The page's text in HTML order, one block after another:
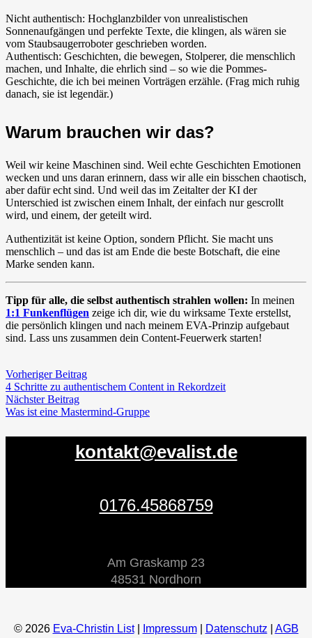
Nicht authentisch: Hochglanzbilder von unrealistischen
Sonnenaufgängen und perfekte Texte, die klingen, als wären sie
vom Staubsaugerroboter geschrieben worden.
Authentisch: Geschichten, die bewegen, Stolperer, die menschlich
machen, und Inhalte, die ehrlich sind – so wie die Pommes-
Geschichte, die ich bei meinen Vorträgen erzähle. (Frag mich ruhig
danach, sie ist legendär.)
Warum brauchen wir das?
Weil wir keine Maschinen sind. Weil echte Geschichten Emotionen
wecken und uns daran erinnern, dass wir alle ein bisschen chaotisch,
aber dafür echt sind. Und weil das im Zeitalter der KI der
Unterschied ist zwischen einem Inhalt, der einfach nur gescrollt
wird, und einem, der geteilt wird.
Authentizität ist keine Option, sondern Pflicht. Sie macht uns
menschlich – und das ist am Ende die beste Botschaft, die eine
Marke senden kann.
Tipp für alle, die selbst authentisch strahlen wollen: In meinen
1:1 Funkenflügen zeige ich dir, wie du wirksame Texte erstellst,
die persönlich klingen und nach meinem EVA-Prinzip aufgebaut
sind. Lass uns zusammen dein Content-Feuerwerk starten!
Vorheriger Beitrag
4 Schritte zu authentischem Content in Rekordzeit
Nächster Beitrag
Was ist eine Mastermind-Gruppe
kontakt@evalist.de
0176.45868759
Am Graskamp 23
48531 Nordhorn
© 2026 Eva-Christin List| Impressum| Datenschutz AGB